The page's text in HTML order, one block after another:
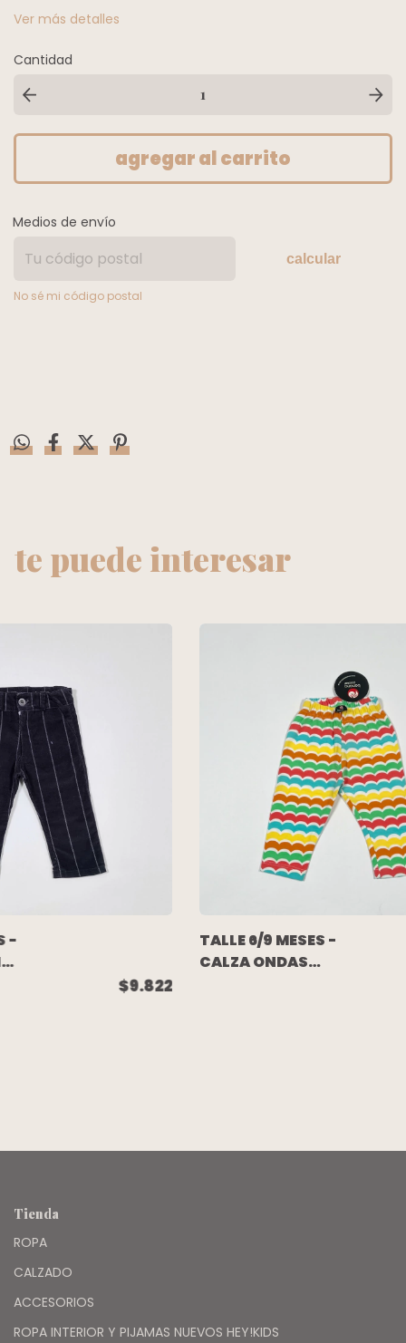
Ver más detalles
Cantidad
Medios de envío
calcular
No sé mi código postal
te puede interesar
-
$9.822
TALLE 6/9 MESES -
CALZA ONDAS
Tienda
ROPA
CALZADO
ACCESORIOS
ROPA INTERIOR Y PIJAMAS NUEVOS HEY!KIDS